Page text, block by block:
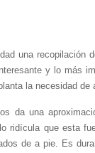
una recopilación
y lo más
la necesidad de
da una
ridícula que esta
de a pie. Es